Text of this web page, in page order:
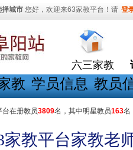
择城市 您好，欢迎来63家教平台！请 登
六三家教
教 学员信息 教员
台在册教员3809名，其中明星教员163名
家教平台家教老